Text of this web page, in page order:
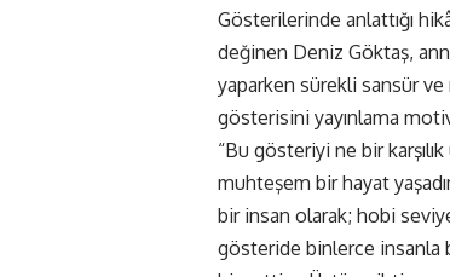
Gösterilerinde anlattığı
değinen Deniz Göktaş,
yaparken sürekli sansür ve
gösterisini yayınlama
“Bu gösteriyi ne bir
muhteşem bir hayat
bir insan olarak; hobi
gösteride binlerce insanla